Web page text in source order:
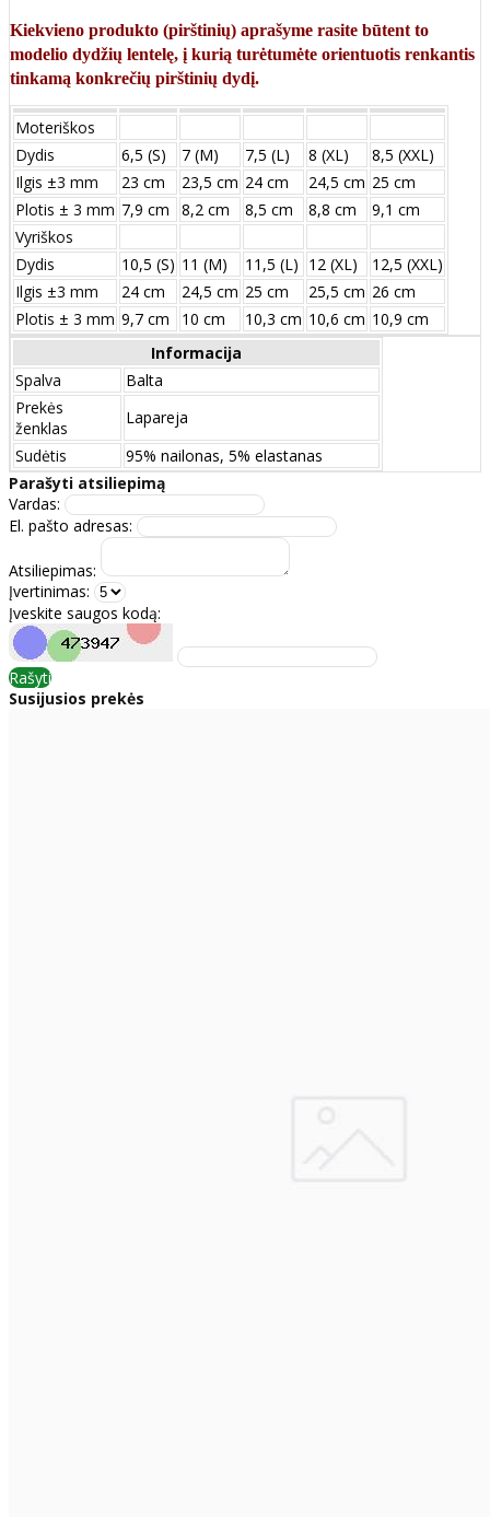
Kiekvieno produkto (pirštinių) aprašyme rasite būtent to
modelio dydžių lentelę, į kurią turėtumėte orientuotis renkantis
tinkamą konkrečių pirštinių dydį.
Moteriškos
Dydis
6,5 (S) 7 (M) 7,5 (L) 8 (XL)
8,5 (XXL)
Ilgis ±3 mm
23 cm 23,5 cm 24 cm 24,5 cm 25 cm
Plotis ± 3 mm 7,9 cm 8,2 cm 8,5 cm 8,8 cm
9,1 cm
Vyriškos
Dydis
10,5 (S) 11 (M) 11,5 (L) 12 (XL)
12,5 (XXL)
Ilgis ±3 mm
24 сm 24,5 сm 25 сm 25,5 сm 26 сm
Plotis ± 3 mm 9,7 сm 10 сm 10,3 сm 10,6 сm 10,9 сm
Informacija
Spalva
Balta
Prekės
ženklas
Lapareja
Sudėtis
95% nailonas, 5% elastanas
Parašyti atsiliepimą
Vardas:
El. pašto adresas:
Atsiliepimas:
Įvertinimas:
Įveskite saugos kodą:
Rašyti
Susijusios prekės